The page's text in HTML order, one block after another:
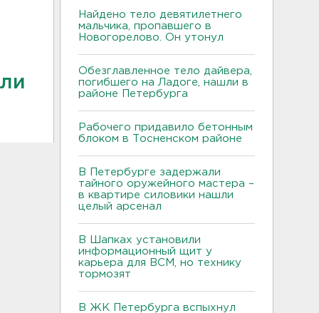
Найдено тело девятилетнего
мальчика, пропавшего в
Новогорелово. Он утонул
Обезглавленное тело дайвера,
погибшего на Ладоге, нашли в
районе Петербурга
Рабочего придавило бетонным
блоком в Тосненском районе
В Петербурге задержали
тайного оружейного мастера –
в квартире силовики нашли
целый арсенал
В Шапках установили
информационный щит у
карьера для ВСМ, но технику
тормозят
В ЖК Петербурга вспыхнул